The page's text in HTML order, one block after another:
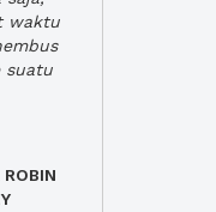
waktu
suatu